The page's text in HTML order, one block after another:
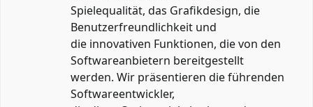
Spielequalität, das Grafikdesign, die
Benutzerfreundlichkeit und
die innovativen Funktionen, die von den
Softwareanbietern bereitgestellt
werden. Wir präsentieren die führenden
Softwareentwickler,